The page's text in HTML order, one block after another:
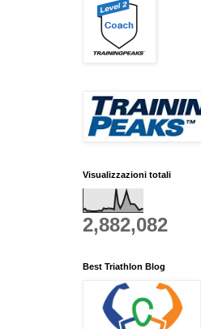
Visualizzazioni totali
2,882,082
Best Triathlon Blog